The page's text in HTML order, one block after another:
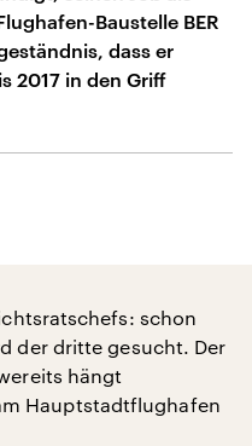
Baustelle BER
dass er
2017 in den Griff
schon
der dritte gesucht. Der
hängt
Hauptstadtflughafen